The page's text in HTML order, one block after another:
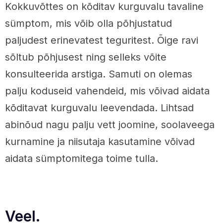
Kokkuvõttes on kõditav kurguvalu tavaline
sümptom, mis võib olla põhjustatud
paljudest erinevatest teguritest. Õige ravi
sõltub põhjusest ning selleks võite
konsulteerida arstiga. Samuti on olemas
palju koduseid vahendeid, mis võivad aidata
kõditavat kurguvalu leevendada. Lihtsad
abinõud nagu palju vett joomine, soolaveega
kurnamine ja niisutaja kasutamine võivad
aidata sümptomitega toime tulla.
Veel.